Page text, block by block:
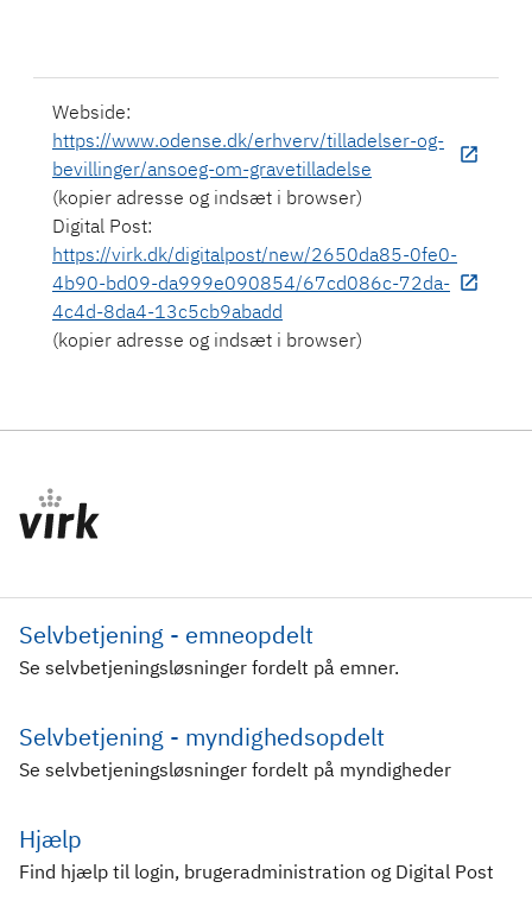
Webside:
https://www.odense.dk/erhverv/tilladelser-og-
bevillinger/ansoeg-om-gravetilladelse
(kopier adresse og indsæt i browser)
Digital Post:
https://virk.dk/digitalpost/new/2650da85-0fe0-
4b90-bd09-da999e090854/67cd086c-72da-
4c4d-8da4-13c5cb9abadd
(kopier adresse og indsæt i browser)
Selvbetjening - emneopdelt
Se selvbetjeningsløsninger fordelt på emner.
Selvbetjening - myndighedsopdelt
Se selvbetjeningsløsninger fordelt på myndigheder
Hjælp
Find hjælp til login, brugeradministration og Digital Post